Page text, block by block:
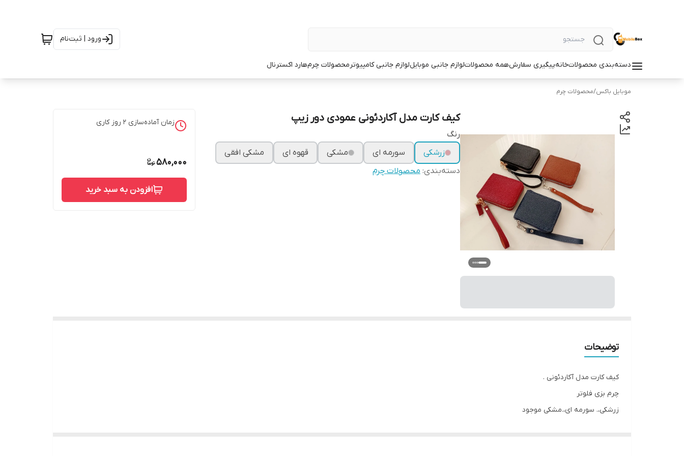
ورود | ثبت‌نام
دسته‌بندی محصولاتخانهپیگیری سفارشهمه محصولاتلوازم جانبی موبایللوازم جانبی کامپیوترمحصولات چرمهارد اکسترنال
موبایل باکس/محصولات چرم
کیف کارت مدل آکاردئونی عمودی دور زیپ
رنگ
زرشکی
سورمه ای مشکی قهوه ای
مشکی افقی
دسته‌بندی: محصولات چرم
زمان آماده‌سازی 2 روز کاری
580,000
افزودن به سبد خرید
توضیحات
کیف کارت مدل آکاردئونی .
چرم بزی فلوتر
زرشکی،. سورمه ای،.مشکی موجود